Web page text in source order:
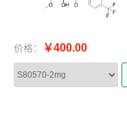
价格： ￥400.00